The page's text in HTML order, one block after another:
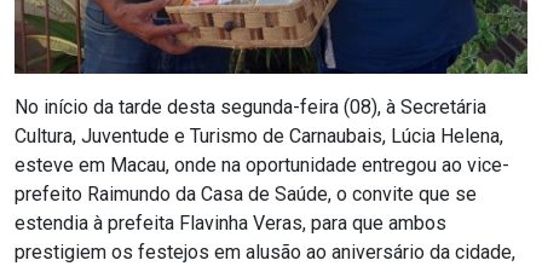
ASSEMBLEIA
LEGISLATIVA
DO
RN
ASSEMBLEIA
No início da tarde desta segunda-feira (08), à Secretária
Cultura, Juventude e Turismo de Carnaubais, Lúcia Helena,
esteve em Macau, onde na oportunidade entregou ao vice-
prefeito Raimundo da Casa de Saúde, o convite que se
estendia à prefeita Flavinha Veras, para que ambos
prestigiem os festejos em alusão ao aniversário da cidade,